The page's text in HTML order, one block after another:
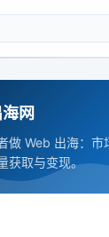
网
做 Web 出海：市
获取与变现。